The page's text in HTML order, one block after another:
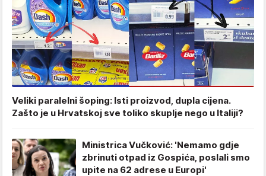
Veliki paralelni šoping: Isti proizvod, dupla cijena.
Zašto je u Hrvatskoj sve toliko skuplje nego u Italiji?
Ministrica Vučković: 'Nemamo gdje
zbrinuti otpad iz Gospića, poslali smo
upite na 62 adrese u Europi'